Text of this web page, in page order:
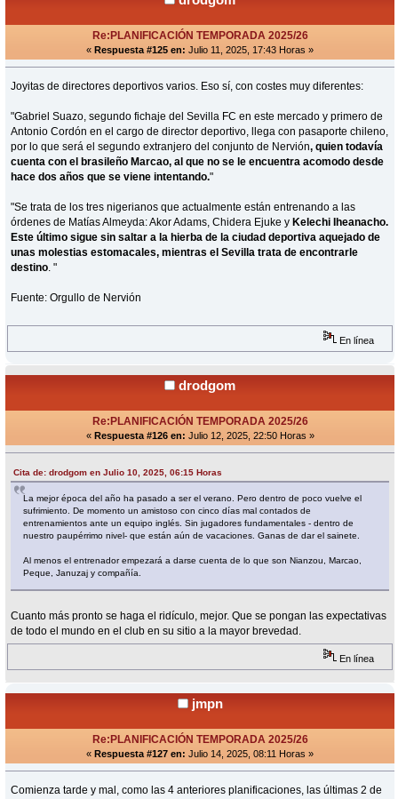
Re:PLANIFICACIÓN TEMPORADA 2025/26
« Respuesta #125 en: Julio 11, 2025, 17:43 Horas »
Joyitas de directores deportivos varios. Eso sí, con costes muy diferentes:
"Gabriel Suazo, segundo fichaje del Sevilla FC en este mercado y primero de
Antonio Cordón en el cargo de director deportivo, llega con pasaporte chileno,
por lo que será el segundo extranjero del conjunto de Nervión, quien todavía
cuenta con el brasileño Marcao, al que no se le encuentra acomodo desde
hace dos años que se viene intentando."
"Se trata de los tres nigerianos que actualmente están entrenando a las
órdenes de Matías Almeyda: Akor Adams, Chidera Ejuke yKelechi Iheanacho.
Este último sigue sin saltar a la hierba de la ciudad deportiva aquejado de
unas molestias estomacales, mientras el Sevilla trata de encontrarle
destino . "
Fuente: Orgullo de Nervión
En línea
drodgom
Re:PLANIFICACIÓN TEMPORADA 2025/26
« Respuesta #126 en: Julio 12, 2025, 22:50 Horas »
Cita de: drodgom en Julio 10, 2025, 06:15 Horas
La mejor época del año ha pasado a ser el verano. Pero dentro de poco vuelve el
sufrimiento. De momento un amistoso con cinco días mal contados de
entrenamientos ante un equipo inglés. Sin jugadores fundamentales - dentro de
nuestro paupérrimo nivel- que están aún de vacaciones. Ganas de dar el sainete.
Al menos el entrenador empezará a darse cuenta de lo que son Nianzou, Marcao,
Peque, Januzaj y compañía.
Cuanto más pronto se haga el ridículo, mejor. Que se pongan las expectativas
de todo el mundo en el club en su sitio a la mayor brevedad.
En línea
jmpn
Re:PLANIFICACIÓN TEMPORADA 2025/26
« Respuesta #127 en: Julio 14, 2025, 08:11 Horas »
Comienza tarde y mal, como las 4 anteriores planificaciones, las últimas 2 de